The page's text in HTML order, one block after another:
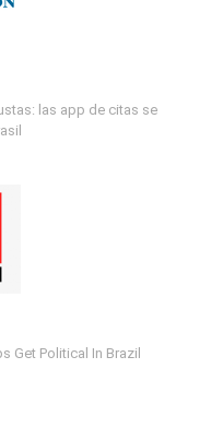
las app de citas se
Get Political In Brazil